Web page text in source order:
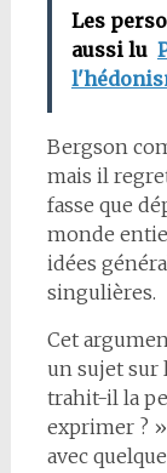
Les
aussi lu
Bergson
mais il
fasse que
monde
idées
singulières.
Cet
un sujet sur
trahit-il la
exprimer ?
avec